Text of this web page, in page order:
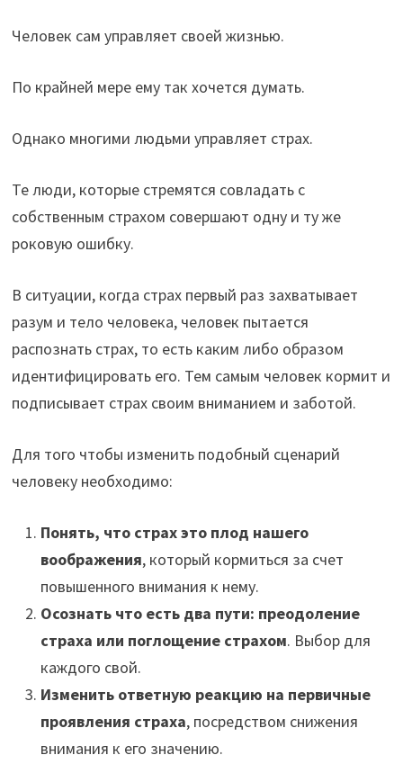
Человек сам управляет своей жизнью.
По крайней мере ему так хочется думать.
Однако многими людьми управляет страх.
Те люди, которые стремятся совладать с
собственным страхом совершают одну и ту же
роковую ошибку.
В ситуации, когда страх первый раз захватывает
разум и тело человека, человек пытается
распознать страх, то есть каким либо образом
идентифицировать его. Тем самым человек кормит и
подписывает страх своим вниманием и заботой.
Для того чтобы изменить подобный сценарий
человеку необходимо:
Понять, что страх это плод нашего
воображения, который кормиться за счет
повышенного внимания к нему.
Осознать что есть два пути: преодоление
страха или поглощение страхом. Выбор для
каждого свой.
Изменить ответную реакцию на первичные
проявления страха, посредством снижения
внимания к его значению.